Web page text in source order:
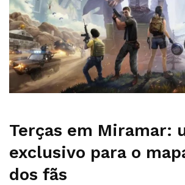
Terças em Miramar:
exclusivo para o
dos fãs